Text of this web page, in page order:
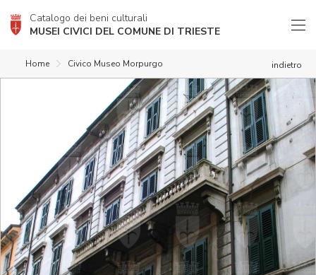
Catalogo dei beni culturali
MUSEI CIVICI DEL COMUNE DI TRIESTE
indietro
Home Civico Museo Morpurgo